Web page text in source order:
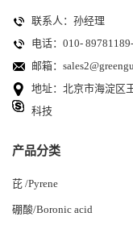
联系人：孙经理
电话：010-
邮箱：
地址：北京市海淀区
科技
产品分类
芘 /Pyrene
硼酸/Boronic acid